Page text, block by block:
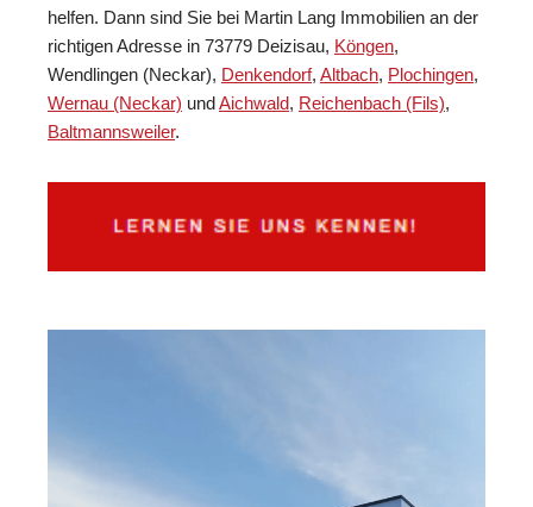
helfen. Dann sind Sie bei Martin Lang Immobilien an der
richtigen Adresse in 73779 Deizisau, Köngen,
Wendlingen (Neckar), Denkendorf, Altbach, Plochingen,
Wernau (Neckar) undAichwald, Reichenbach (Fils),
Baltmannsweiler.